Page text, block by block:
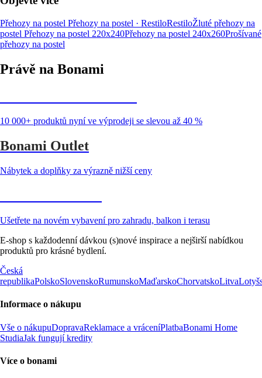
Přehozy na postel Přehozy na postel · RestiloRestiloŽluté přehozy na
postel Přehozy na postel 220x240Přehozy na postel 240x260Prošívané
přehozy na postel
Právě na Bonami
10 000+ produktů nyní ve výprodeji se slevou až 40 %
Bonami Outlet
Nábytek a doplňky za výrazně nižší ceny
Ušetřete na novém vybavení pro zahradu, balkon i terasu
E-shop s každodenní dávkou (s)nové inspirace a nejširší nabídkou
produktů pro krásné bydlení.
Česká
republikaPolskoSlovenskoRumunskoMaďarskoChorvatskoLitva
Informace o nákupu
Vše o nákupuDopravaReklamace a vráceníPlatbaBonami Home
StudiaJak fungují kredity
Více o bonami